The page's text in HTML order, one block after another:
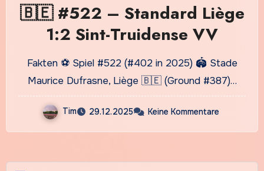
🇧🇪 #522 – Standard Liège
1:2 Sint-Truidense VV
Fakten ⚽ Spiel #522 (#402 in 2025) 🏟️ Stade
Maurice Dufrasne, Liège 🇧🇪 (Ground #387)…
Tim 29.12.2025 Keine Kommentare